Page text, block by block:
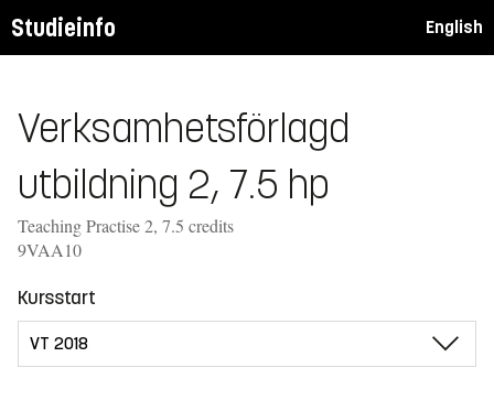
Studieinfo English
Verksamhetsförlagd
utbildning 2, 7.5 hp
Teaching Practise 2, 7.5 credits
9VAA10
Kursstart